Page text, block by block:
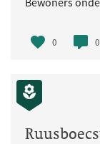
0 0